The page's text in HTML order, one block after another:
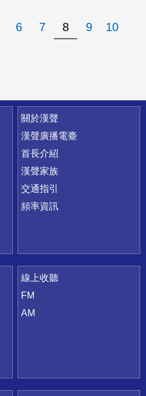
6 7 8 9 10
關於漢聲
漢聲廣播電臺
首長介紹
漢聲家族
交通指引
頻率資訊
線上收聽
FM
AM